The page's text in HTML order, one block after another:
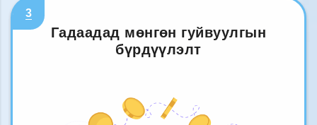
3
Гадаадад мөнгөн гуйвуулгын
бүрдүүлэлт